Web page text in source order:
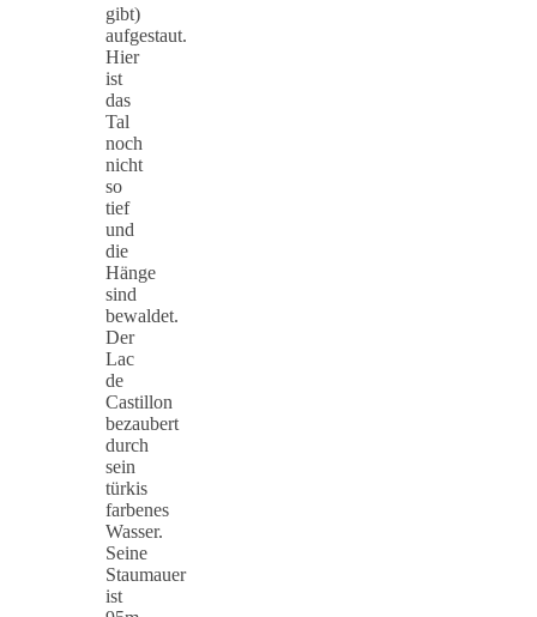
gibt)
aufgestaut.
Hier
ist
das
Tal
noch
nicht
so
tief
und
die
Hänge
sind
bewaldet.
Der
Lac
de
Castillon
bezaubert
durch
sein
türkis
farbenes
Wasser.
Seine
Staumauer
ist